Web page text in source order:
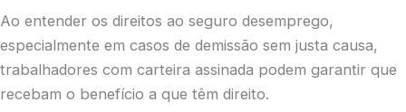
Ao entender os direitos ao seguro desemprego,
especialmente em casos de demissão sem justa causa,
trabalhadores com carteira assinada podem garantir que
recebam o benefício a que têm direito.